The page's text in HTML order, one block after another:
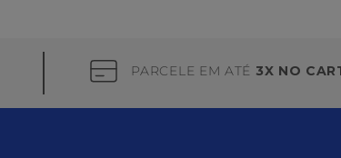
PARCELE EM ATÉ 3X NO